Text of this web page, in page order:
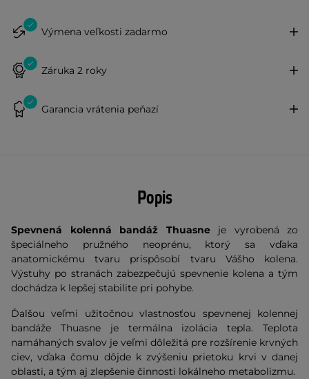
Výmena veľkosti zadarmo
Záruka 2 roky
Garancia vrátenia peňazí
Popis
Spevnená kolenná bandáž Thuasneje vyrobená zo
špeciálneho pružného neoprénu, ktorý sa vďaka
anatomickému tvaru prispôsobí tvaru Vášho kolena.
Výstuhy po stranách zabezpečujú spevnenie kolena a tým
dochádza k lepšej stabilite pri pohybe.
Ďalšou veľmi užitočnou vlastnosťou spevnenej kolennej
bandáže Thuasne je termálna izolácia tepla. Teplota
namáhaných svalov je veľmi dôležitá pre rozšírenie krvných
ciev, vďaka čomu dôjde k zvýšeniu prietoku krvi v danej
oblasti, a tým aj zlepšenie činnosti lokálneho metabolizmu.